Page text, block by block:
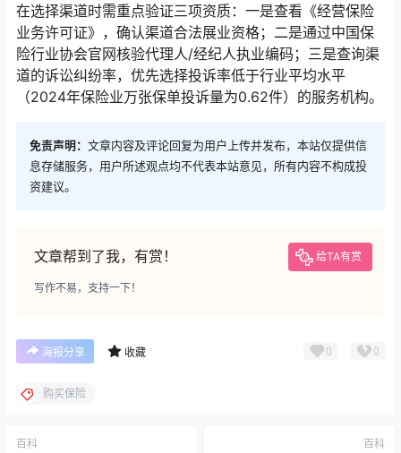
在选择渠道时需重点验证三项资质：一是查看《经营保险
业务许可证》，确认渠道合法展业资格；二是通过中国保
险行业协会官网核验代理人/经纪人执业编码；三是查询渠
道的诉讼纠纷率，优先选择投诉率低于行业平均水平
（2024年保险业万张保单投诉量为0.62件）的服务机构。
免责声明： 文章内容及评论回复为用户上传并发布，本站仅提供信
息存储服务，用户所述观点均不代表本站意见，所有内容不构成投
资建议。
文章帮到了我，有赏！ 给TA有赏
写作不易，支持一下！
海报分享 收藏 0 0
购买保险
百科 百科